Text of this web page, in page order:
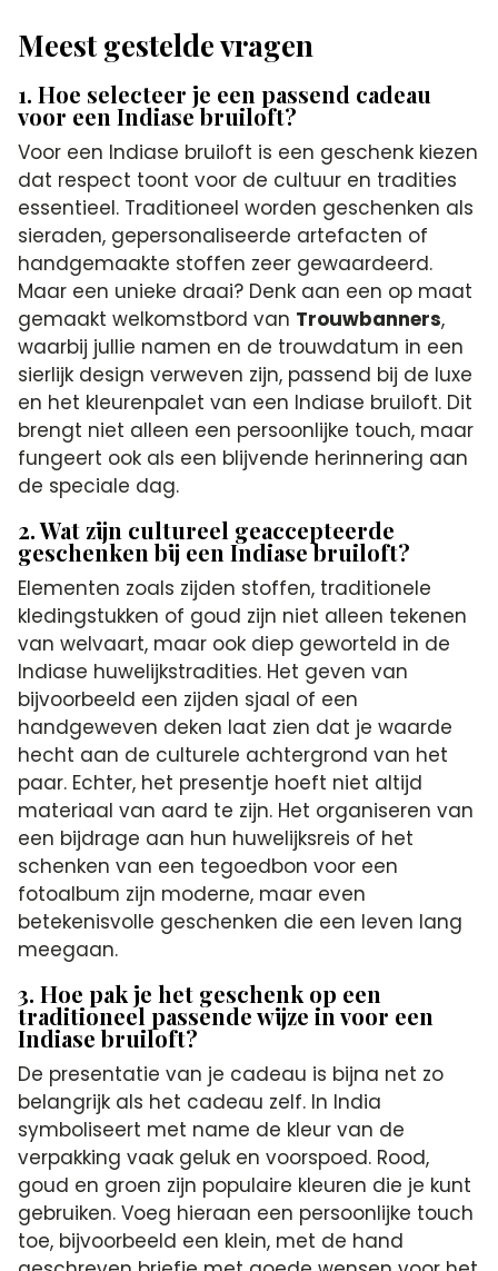
Meest gestelde vragen
1. Hoe selecteer je een passend cadeau
voor een Indiase bruiloft?
Voor een Indiase bruiloft is een geschenk kiezen
dat respect toont voor de cultuur en tradities
essentieel. Traditioneel worden geschenken als
sieraden, gepersonaliseerde artefacten of
handgemaakte stoffen zeer gewaardeerd.
Maar een unieke draai? Denk aan een op maat
gemaakt welkomstbord van Trouwbanners,
waarbij jullie namen en de trouwdatum in een
sierlijk design verweven zijn, passend bij de luxe
en het kleurenpalet van een Indiase bruiloft. Dit
brengt niet alleen een persoonlijke touch, maar
fungeert ook als een blijvende herinnering aan
de speciale dag.
2. Wat zijn cultureel geaccepteerde
geschenken bij een Indiase bruiloft?
Elementen zoals zijden stoffen, traditionele
kledingstukken of goud zijn niet alleen tekenen
van welvaart, maar ook diep geworteld in de
Indiase huwelijkstradities. Het geven van
bijvoorbeeld een zijden sjaal of een
handgeweven deken laat zien dat je waarde
hecht aan de culturele achtergrond van het
paar. Echter, het presentje hoeft niet altijd
materiaal van aard te zijn. Het organiseren van
een bijdrage aan hun huwelijksreis of het
schenken van een tegoedbon voor een
fotoalbum zijn moderne, maar even
betekenisvolle geschenken die een leven lang
meegaan.
3. Hoe pak je het geschenk op een
traditioneel passende wijze in voor een
Indiase bruiloft?
De presentatie van je cadeau is bijna net zo
belangrijk als het cadeau zelf. In India
symboliseert met name de kleur van de
verpakking vaak geluk en voorspoed. Rood,
goud en groen zijn populaire kleuren die je kunt
gebruiken. Voeg hieraan een persoonlijke touch
toe, bijvoorbeeld een klein, met de hand